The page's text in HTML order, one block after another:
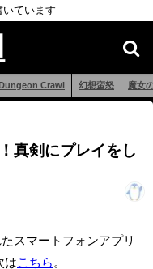
いています
Crawl 幻想蛮怒 魔女
真剣にプレイをし
スマートフォンアプリ
は こちら